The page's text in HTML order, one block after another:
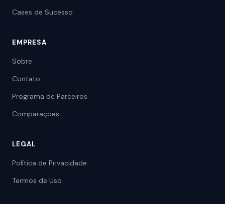
Cases de Sucesso
EMPRESA
Sobre
Contato
Programa de Parceiros
Comparações
LEGAL
Política de Privacidade
Termos de Uso